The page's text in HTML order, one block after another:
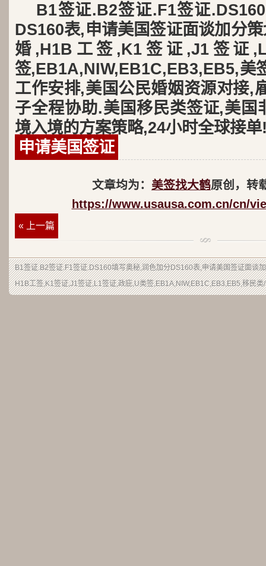
B1签证.B2签证.F1签证
DS160表,申请美国签证面谈加分
婚,H1B工签,K1签证,J1签证
签,EB1A,NIW,EB1C,EB3,EB5,美
工作安排,美国公民婚姻资源对接,
子全程协助.美国移民类签证,美国
境入境的方案策略,24小时全球接单
申请美国签证
文章均为： 美签找大鹤原创，转
https://www.usausa.com.cn/cn/
« 上一篇
B1签证.B2签证.F1签证.DS160填写奥秘,润色加分DS160表,申请美国签证面谈
H1B工签,K1签证,J1签证,L1签证,政庇,U类签,EB1A,NIW,EB1C,EB3,EB5,移民